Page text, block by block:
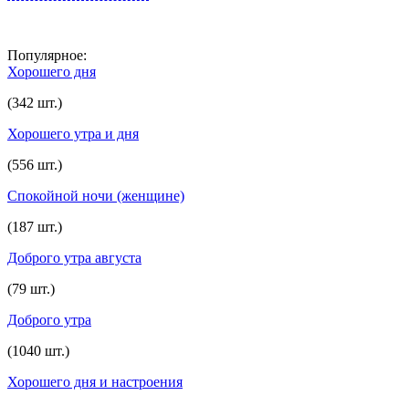
Популярное:
Хорошего дня
(342 шт.)
Хорошего утра и дня
(556 шт.)
Спокойной ночи (женщине)
(187 шт.)
Доброго утра августа
(79 шт.)
Доброго утра
(1040 шт.)
Хорошего дня и настроения